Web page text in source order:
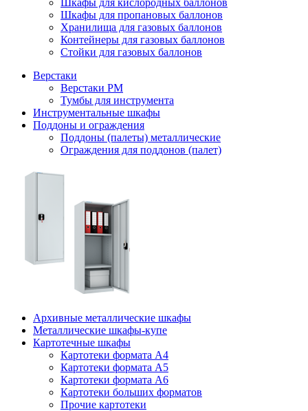
Шкафы для кислородных баллонов
Шкафы для пропановых баллонов
Хранилища для газовых баллонов
Контейнеры для газовых баллонов
Стойки для газовых баллонов
Верстаки
Верстаки РМ
Тумбы для инструмента
Инструментальные шкафы
Поддоны и ограждения
Поддоны (палеты) металлические
Ограждения для поддонов (палет)
Архивные металлические шкафы
Металлические шкафы-купе
Картотечные шкафы
Картотеки формата А4
Картотеки формата А5
Картотеки формата А6
Картотеки больших форматов
Прочие картотеки